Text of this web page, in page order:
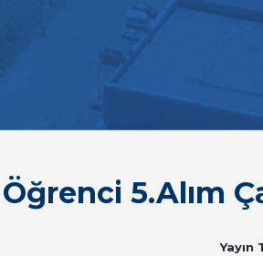
5.Alım